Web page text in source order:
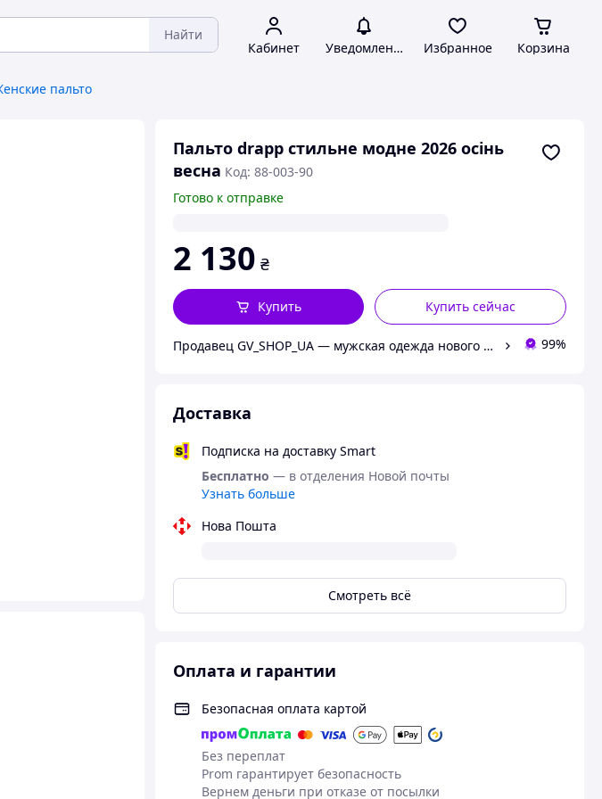
Найти
Кабинет Уведомления Избранное Корзина
пальто
Пальто drapp стильне модне 2026 осінь
весна Код: 88-003-90
Готово к отправке
2 130 ₴
Купить сейчас
Купить
Продавец GV_SHOP_UA — мужская одежда нового поколения 99%
Доставка
Подписка на доставку Smart
Бесплатно — в отделения Новой почты
Узнать больше
Нова Пошта
Смотреть всё
Оплата и гарантии
Безопасная оплата картой
Без переплат
Prom гарантирует безопасность
Вернем деньги при отказе от посылки